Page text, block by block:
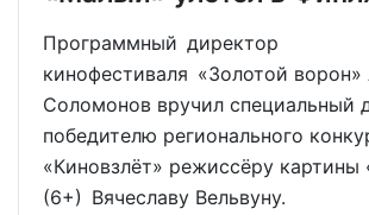
Программный директор
кинофестиваля «Золотой ворон»
Соломонов вручил специальный
победителю регионального
«Киновзлёт» режиссёру картины
(6+) Вячеславу Вельвуну.